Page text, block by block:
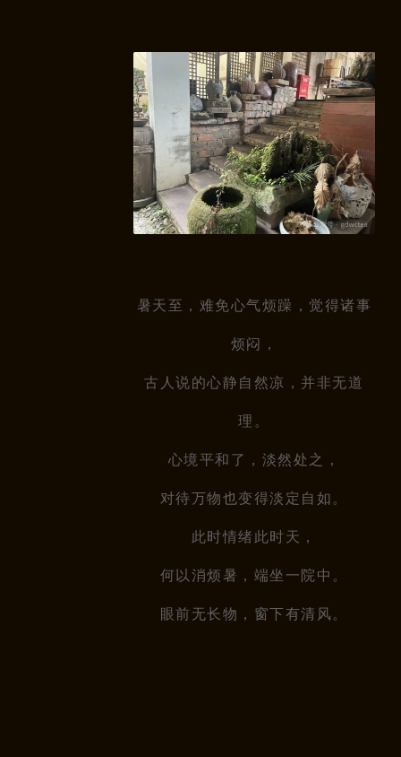
暑天至，难免心气烦躁，觉得诸事
烦闷，
古人说的心静自然凉，并非无道
理。
心境平和了，淡然处之，
对待万物也变得淡定自如。
此时情绪此时天，
何以消烦暑，端坐一院中。
眼前无长物，窗下有清风。